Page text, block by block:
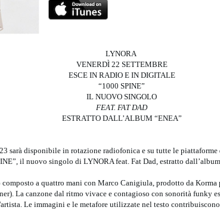
LYNORA
VENERDÌ 22 SETTEMBRE
ESCE IN RADIO E IN DIGITALE
“1000 SPINE”
IL NUOVO SINGOLO
FEAT. FAT DAD
ESTRATTO DALL’ALBUM “ENEA”
sarà disponibile in rotazione radiofonica e su tutte le
il nuovo singolo di LYNORA feat. Fat Dad, estratto
composto a quattro mani con Marco Canigiula, prodotto da
La canzone dal ritmo vivace e contagioso con sonorità funky
Le immagini e le metafore utilizzate nel testo